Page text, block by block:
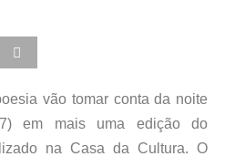
vão tomar conta da noite
em mais uma edição do
na Casa da Cultura. O